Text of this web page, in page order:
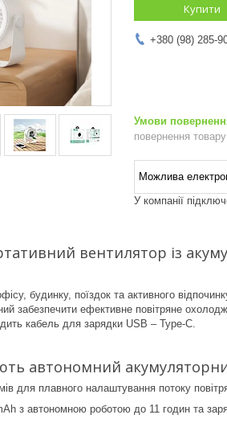
Купити
+380 (98) 285-
повернення
У компанії
вентилятор із
будинку, поїздок та активного
забезпечити ефективне повітряне
кабель для зарядки USB – Type-C.
автономний
для плавного налаштування потоку
з автономною роботою до 11 годин та